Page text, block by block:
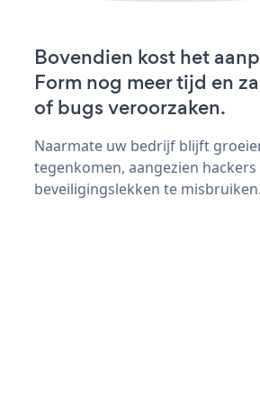
Bovendien kost het
Form nog meer tijd en
of bugs veroorzaken.
Naarmate uw bedrijf blijft
tegenkomen, aangezien
beveiligingslekken te misbruiken.